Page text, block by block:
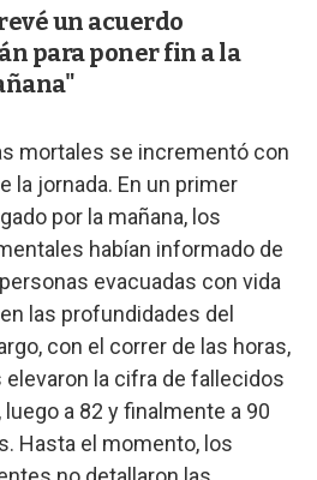
un acuerdo
para poner fin a la
mortales se incrementó con
la jornada. En un primer
por la mañana, los
habían informado de
evacuadas con vida
las profundidades del
con el correr de las horas,
la cifra de fallecidos
a 82 y finalmente a 90
Hasta el momento, los